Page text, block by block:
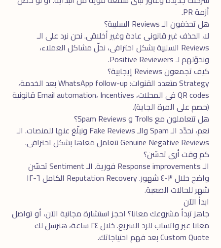
أزمة PR.
هل تحذفون الـ Reviews السلبية؟
لا، الحذف غير قانونى عادة وغير أخلاقى. نحن نرد على الـ
Reviews السلبية بشكل احترافى، نحلّ مشاكل العملاء،
ونحوّلهم لـ Positive Reviewers.
كيف تجمعون Reviews إيجابية؟
Strategy متعدد القنوات: WhatsApp follow-up بعد الخدمة،
QR codes فى المحلات، Email automation، Incentives قانونية
(خصم على المرة الجاية).
هل تتعاملون مع Trolls و Spam Reviews؟
نعم، نحدّد الـ Spam والـ Fake Reviews ونبلّغ عنها للمنصات. الـ
Genuine Negative Reviews نتعامل معاها بشكل احترافى.
كم وقت أرى تحسّن؟
الـ Response improvements فورية. الـ Sentiment تحسّن
واضح خلال ٣-٤ شهور. Reputation Recovery الكامل ٦-١٢
شهر للحالات الصعبة.
ابدأ الآن
جاهز تبدأ مشروعك معانا؟ احجز استشارة مجانية الآن، أو تواصل
معانا عبر واتساب
للرد السريع. خلال ٢٤ ساعة، هنرسل لك
Custom Quote بعد فهم احتياجاتك.